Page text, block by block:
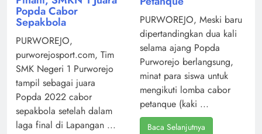
Popda Cabor
Sepakbola
PURWOREJO,
purworejosport.com, Tim
SMK Negeri 1 Purworejo
tampil sebagai juara
Popda 2022 cabor
sepakbola setelah dalam
laga final di Lapangan ...
PURWOREJO, Meski baru
dipertandingkan dua kali
selama ajang Popda
Purworejo berlangsung,
minat para siswa untuk
mengikuti lomba cabor
petanque (kaki ...
Baca Selanjutnya